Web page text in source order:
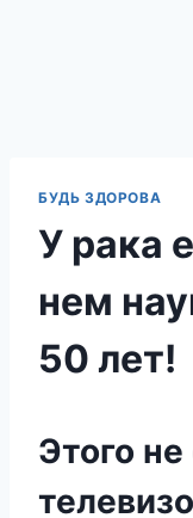
БУДЬ ЗДОРОВА
У рака
нем
50 лет!
Этого